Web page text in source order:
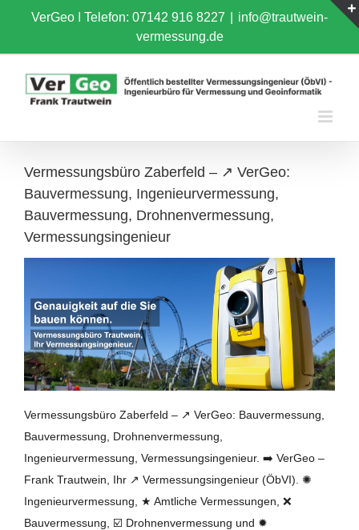
content
VerGeo I Telefon: 07142 916 8227
info@trautwein-
vermessung.de
Vermessungsbüro Zaberfeld – ↗️ VerGeo:
Bauvermessung, Ingenieurvermessung,
Bauvermessung, Drohnenvermessung,
Vermessungsingenieur
Vermessungsbüro Zaberfeld – ↗️ VerGeo: Bauvermessung,
Bauvermessung, Drohnenvermessung,
Ingenieurvermessung, Vermessungsingenieur. ➡️ VerGeo –
Frank Trautwein, Ihr ↗️ Vermessungsingenieur (ÖbVI). ✺
Ingenieurvermessung, ★ Amtliche Vermessungen, ❌
Bauvermessung, ☑️ Drohnenvermessung und ✹